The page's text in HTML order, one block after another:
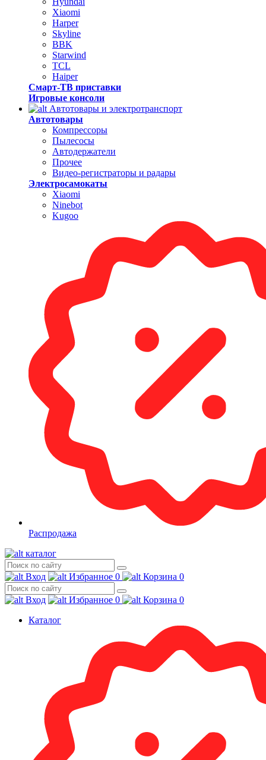
Xiaomi
Harper
Skyline
BBK
Starwind
TCL
Haiper
Смарт-ТВ приставки
Игровые консоли
Автотовары и электротранспорт
Автотовары
Компрессоры
Пылесосы
Автодержатели
Прочее
Видео-регистраторы и радары
Электросамокаты
Xiaomi
Ninebot
Kugoo
Распродажа
каталог
Вход Избранное 0 Корзина 0
Вход Избранное 0 Корзина 0
Каталог